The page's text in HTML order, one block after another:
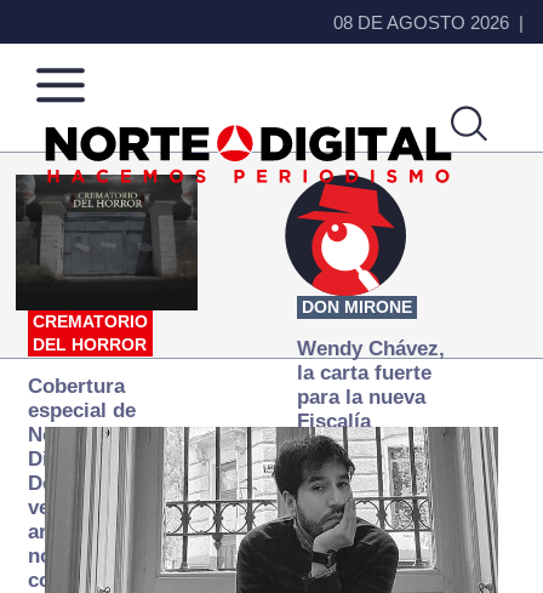
08 DE AGOSTO 2026
Norte
de
Ciudad
Más
que
noticias,
hacemos periodismo
CREMATORIO
DEL HORROR
Cobertura
especial de
Norte
Digital:
Donde la
verdad
arde… pero
no se
consume
DON MIRONE
Wendy Chávez,
la carta fuerte
para la nueva
Fiscalía
autónoma